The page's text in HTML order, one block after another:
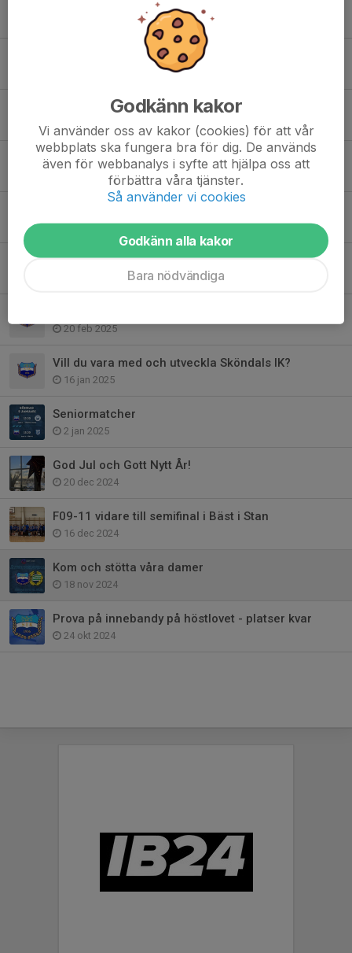
Sköndals IK startar damlag till hösten
Kvartsfinal Bäst i Stan - 18 januari
Årsmöte 24 september
2 sep 2025
Dags för semifinal i Bäst i Stan - 16 mars
11 mar 2025
3 mar 2025
20 feb 2025
Vill du vara med och utveckla Sköndals IK?
16 jan 2025
Seniormatcher
2 jan 2025
God Jul och Gott Nytt År!
20 dec 2024
F09-11 vidare till semifinal i Bäst i Stan
16 dec 2024
Kom och stötta våra damer
18 nov 2024
Prova på innebandy på höstlovet - platser kvar
24 okt 2024
Godkänn kakor
Vi använder oss av kakor (cookies) för att vår
webbplats ska fungera bra för dig. De används
även för webbanalys i syfte att hjälpa oss att
förbättra våra tjänster.
Så använder vi cookies
Godkänn alla kakor
Bara nödvändiga